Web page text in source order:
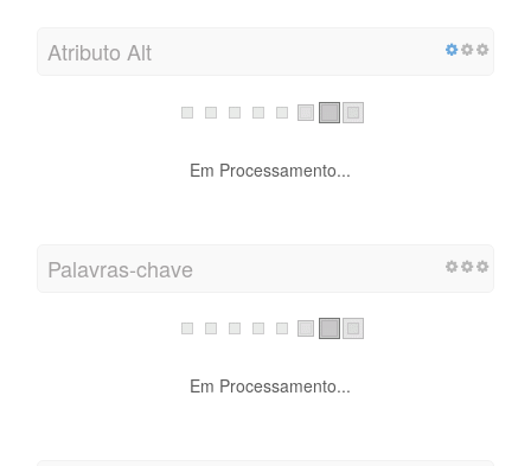
Atributo Alt
Em Processamento...
Palavras-chave
Em Processamento...